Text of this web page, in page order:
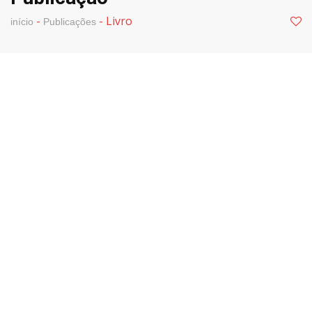
início - Publicações - Livro